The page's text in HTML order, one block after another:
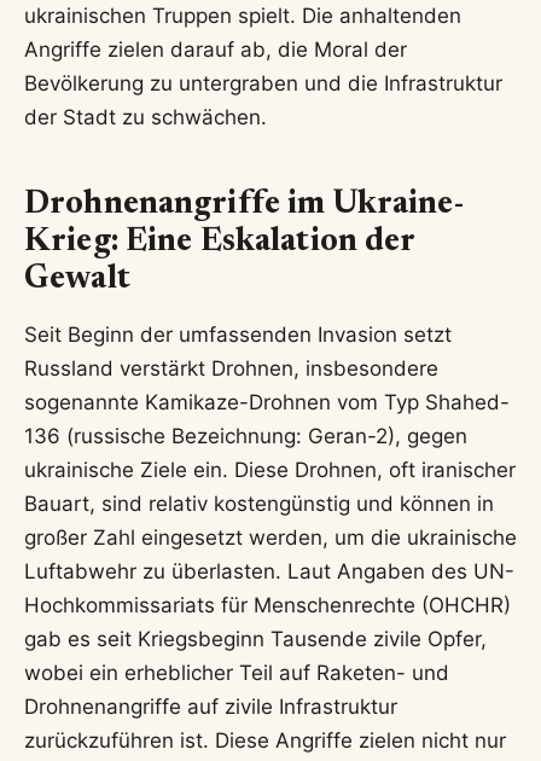
ukrainischen Truppen spielt. Die anhaltenden
Angriffe zielen darauf ab, die Moral der
Bevölkerung zu untergraben und die Infrastruktur
der Stadt zu schwächen.
Drohnenangriffe im Ukraine-
Krieg: Eine Eskalation der
Gewalt
Seit Beginn der umfassenden Invasion setzt
Russland verstärkt Drohnen, insbesondere
sogenannte Kamikaze-Drohnen vom Typ Shahed-
136 (russische Bezeichnung: Geran-2), gegen
ukrainische Ziele ein. Diese Drohnen, oft iranischer
Bauart, sind relativ kostengünstig und können in
großer Zahl eingesetzt werden, um die ukrainische
Luftabwehr zu überlasten. Laut Angaben des UN-
Hochkommissariats für Menschenrechte (OHCHR)
gab es seit Kriegsbeginn Tausende zivile Opfer,
wobei ein erheblicher Teil auf Raketen- und
Drohnenangriffe auf zivile Infrastruktur
zurückzuführen ist. Diese Angriffe zielen nicht nur